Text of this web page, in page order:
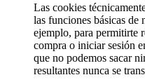
Las cookies
las funciones básicas
ejemplo, para permitirte
compra o iniciar sesión
que no podemos sacar
resultantes nunca se